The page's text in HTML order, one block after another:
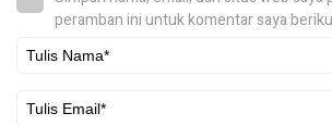
peramban ini untuk komentar saya